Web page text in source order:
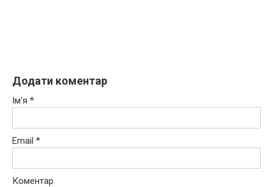
Додати коментар
Ім'я *
Email *
Коментар